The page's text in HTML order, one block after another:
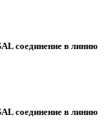
соединение в линию
соединение в линию